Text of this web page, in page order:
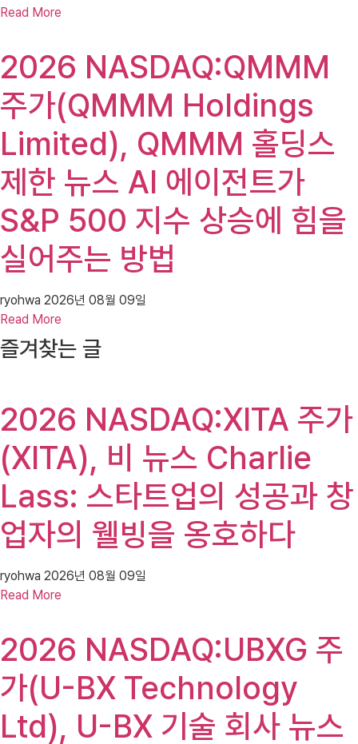
Read More
2026 NASDAQ:QMMM
주가(QMMM Holdings
Limited), QMMM 홀딩스
제한 뉴스 AI 에이전트가
S&P 500 지수 상승에 힘을
실어주는 방법
ryohwa 2026년 08월 09일
Read More
즐겨찾는 글
2026 NASDAQ:XITA 주가
(XITA), 비 뉴스 Charlie
Lass: 스타트업의 성공과 창
업자의 웰빙을 옹호하다
ryohwa 2026년 08월 09일
Read More
2026 NASDAQ:UBXG 주
가(U-BX Technology
Ltd), U-BX 기술 회사 뉴스